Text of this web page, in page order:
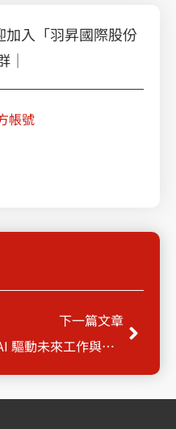
入「羽昇國際股份
｜
帳號
下一篇文章
AI 驅動未來工作與數位轉型 : Gemini & Vertex AI 如何打造 AI 企業生態？
Next